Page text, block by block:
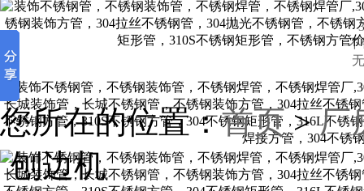
不
您所在的位置：首页>厂
刨边机